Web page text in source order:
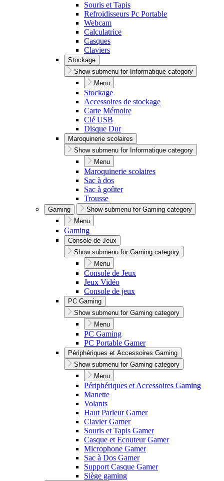
Souris et Tapis
Refroidisseurs Pc Portable
Webcam
Calculatrice
Casques
Claviers
Stockage
Show submenu for Informatique category
Menu
Stockage
Accessoires de stockage
Carte Mémoire
Clé USB
Disque Dur
Maroquinerie scolaires
Show submenu for Informatique category
Menu
Maroquinerie scolaires
Sac à dos
Sac à goûter
Trousse
Gaming
Show submenu for Gaming category
Menu
Gaming
Console de Jeux
Show submenu for Gaming category
Menu
Console de Jeux
Jeux Vidéo
Console de jeux
PC Gaming
Show submenu for Gaming category
Menu
PC Gaming
PC Portable Gamer
Périphériques et Accessoires Gaming
Show submenu for Gaming category
Menu
Périphériques et Accessoires Gaming
Manette
Volants
Haut Parleur Gamer
Clavier Gamer
Souris et Tapis Gamer
Casque et Ecouteur Gamer
Microphone Gamer
Sac à Dos Gamer
Support Casque Gamer
Siège gaming